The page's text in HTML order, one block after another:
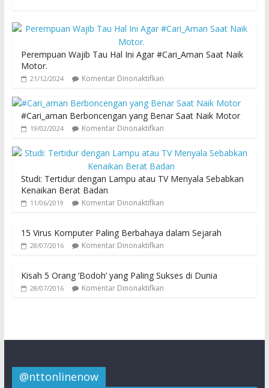
Perempuan Wajib Tau Hal Ini Agar #Cari_Aman Saat Naik
Motor.
21/12/2024 Komentar Dinonaktifkan
#Cari_aman Berboncengan yang Benar Saat Naik Motor
19/02/2024 Komentar Dinonaktifkan
Studi: Tertidur dengan Lampu atau TV Menyala Sebabkan
Kenaikan Berat Badan
11/06/2019 Komentar Dinonaktifkan
15 Virus Komputer Paling Berbahaya dalam Sejarah
28/07/2016 Komentar Dinonaktifkan
Kisah 5 Orang ‘Bodoh’ yang Paling Sukses di Dunia
28/07/2016 Komentar Dinonaktifkan
@nttonlinenow